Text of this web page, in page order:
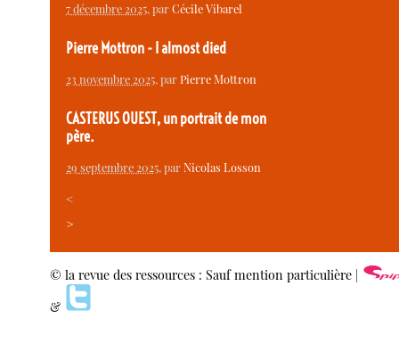
7 décembre 2025, parCécile Vibarel
Pierre Mottron - I almost died
23 novembre 2025, parPierre Mottron
CASTERUS OUEST, un portrait de mon
père.
29 septembre 2025, parNicolas Losson
<
>
© la revue des ressources : Sauf mention particulière |
&